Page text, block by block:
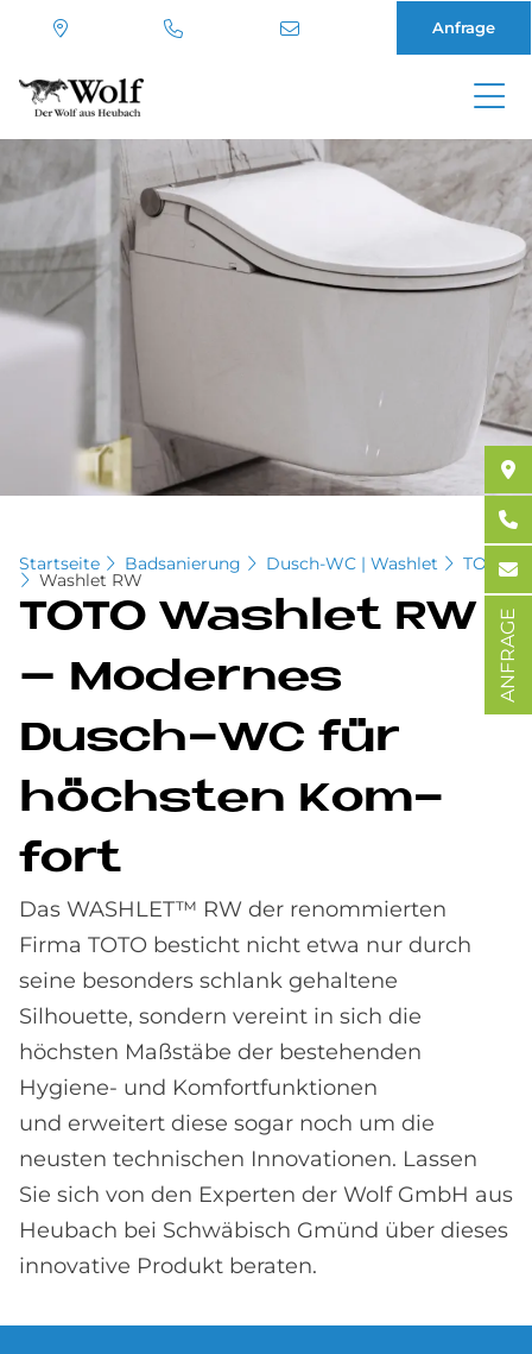
Direkt
Anfrage
Startseite Badsanierung Dusch-WC | Washlet TOTO
Washlet RW
TOTO Wa­sh­let RW
– Mo­der­nes
Dusch-WC für
höch­sten Kom­
fort
Das WASHLET™ RW der renommierten
Firma TOTO besticht nicht etwa nur durch
seine besonders schlank gehaltene
Silhouette, sondern vereint in sich die
höchsten Maßstäbe der bestehenden
Hygiene- und Komfortfunktionen
und erweitert diese sogar noch um die
neusten technischen Innovationen. Lassen
Sie sich von den Experten der Wolf GmbH aus
Heubach bei Schwäbisch Gmünd über dieses
innovative Produkt beraten.
ANFRAGE